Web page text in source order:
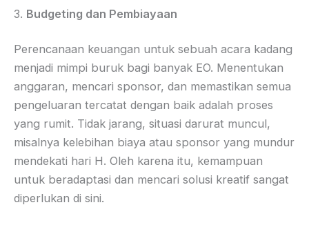
3. Budgeting dan Pembiayaan
Perencanaan keuangan untuk sebuah acara kadang
menjadi mimpi buruk bagi banyak EO. Menentukan
anggaran, mencari sponsor, dan memastikan semua
pengeluaran tercatat dengan baik adalah proses
yang rumit. Tidak jarang, situasi darurat muncul,
misalnya kelebihan biaya atau sponsor yang mundur
mendekati hari H. Oleh karena itu, kemampuan
untuk beradaptasi dan mencari solusi kreatif sangat
diperlukan di sini.